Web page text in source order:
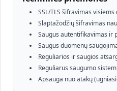
SSL/TLS šifravimas
Slaptažodžių šifravimas
Saugus autentifikavimas ir
Saugus duomenų
Reguliarios ir saugios
Reguliarus saugumo
Apsauga nuo atakų